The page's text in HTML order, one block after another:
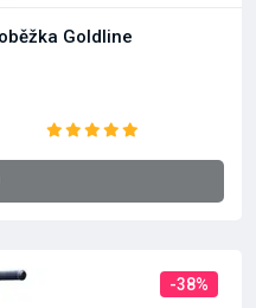
Goldline
-38%